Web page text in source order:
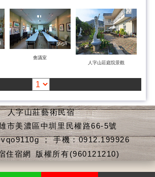
會議室
人字山莊庭院景觀
人字山莊藝術民宿
市美濃區中圳里民權路66-5號
； 手機：0912.199926
住宿網 版權所有(960121210)